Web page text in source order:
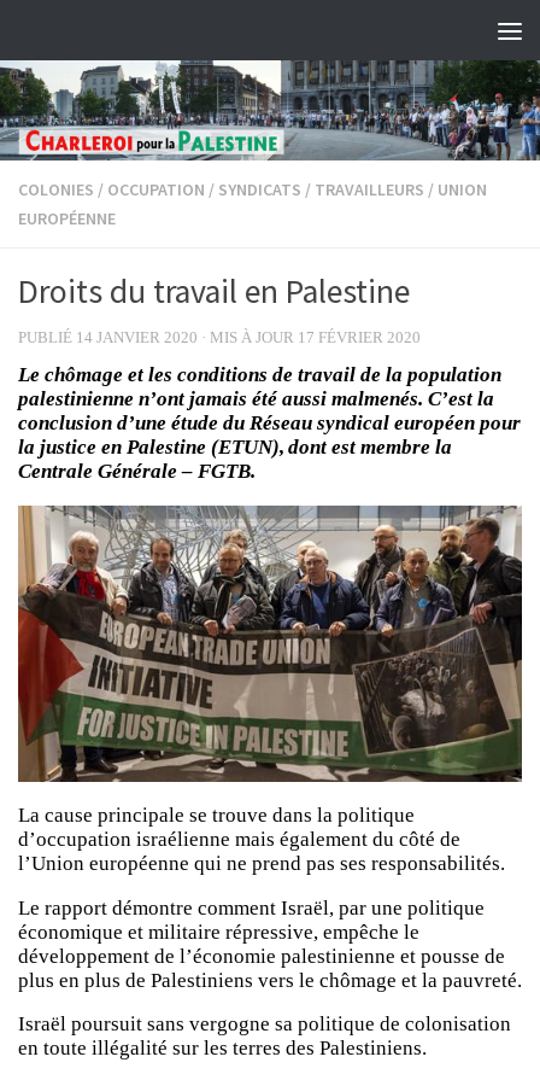
COLONIES / OCCUPATION / SYNDICATS / TRAVAILLEURS / UNION
EUROPÉENNE
Droits du travail en Palestine
PUBLIÉ 14 JANVIER 2020 · MIS À JOUR 17 FÉVRIER 2020
Le chômage et les conditions de travail de la population
palestinienne n’ont jamais été aussi malmenés. C’est la
conclusion d’une étude du Réseau syndical européen pour
la justice en Palestine (ETUN), dont est membre la
Centrale Générale – FGTB.
La cause principale se trouve dans la politique
d’occupation israélienne mais également du côté de
l’Union européenne qui ne prend pas ses responsabilités.
Le rapport démontre comment Israël, par une politique
économique et militaire répressive, empêche le
développement de l’économie palestinienne et pousse de
plus en plus de Palestiniens vers le chômage et la pauvreté.
Israël poursuit sans vergogne sa politique de colonisation
en toute illégalité sur les terres des Palestiniens.